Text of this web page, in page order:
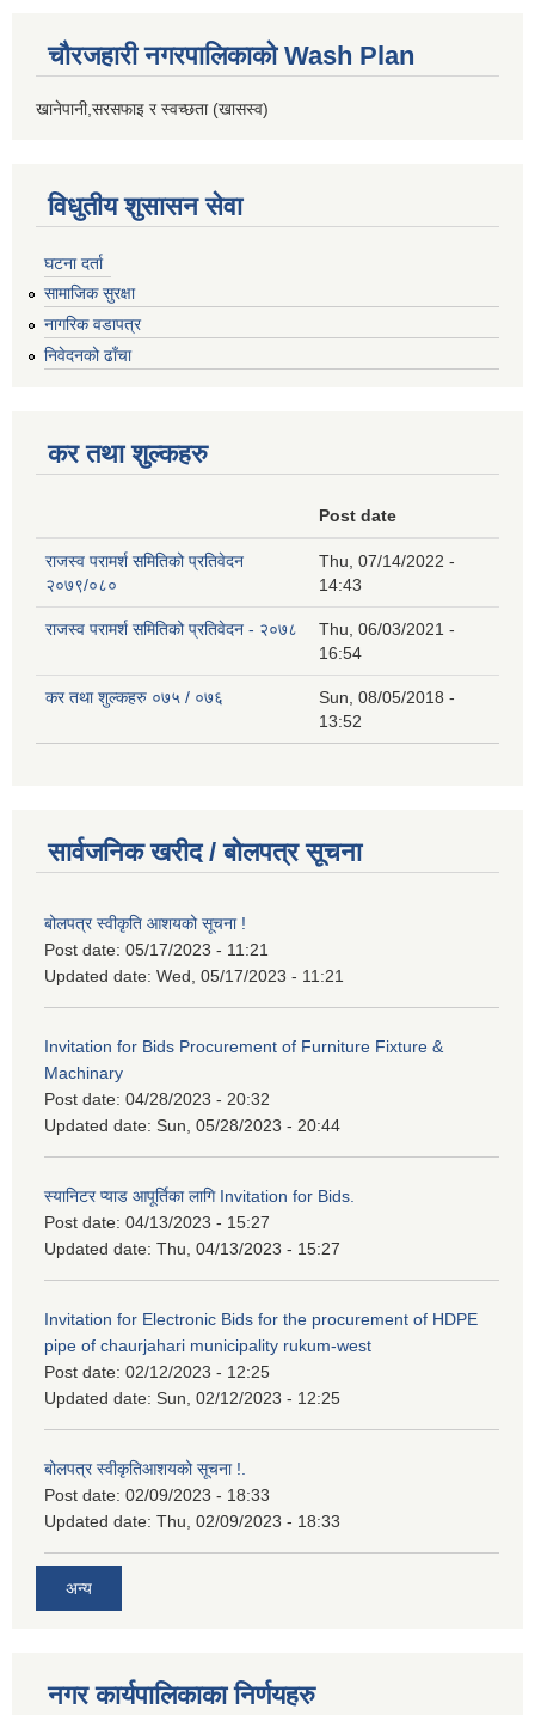
चौरजहारी नगरपालिकाको Wash Plan
खानेपानी,सरसफाइ र स्वच्छता (खासस्व)
विधुतीय शुसासन सेवा
घटना दर्ता
सामाजिक सुरक्षा
नागरिक वडापत्र
निवेदनको ढाँचा
कर तथा शुल्कहरु
Post date
राजस्व परामर्श समितिको प्रतिवेदन
२०७९/०८०
Thu, 07/14/2022 -
14:43
राजस्व परामर्श समितिको प्रतिवेदन - २०७८
Thu, 06/03/2021 -
16:54
कर तथा शुल्कहरु ०७५ / ०७६
Sun, 08/05/2018 -
13:52
सार्वजनिक खरीद / बोलपत्र सूचना
बोलपत्र स्वीकृति आशयको सूचना !
Post date: 05/17/2023 - 11:21
Updated date: Wed, 05/17/2023 - 11:21
Invitation for Bids Procurement of Furniture Fixture &
Machinary
Post date: 04/28/2023 - 20:32
Updated date: Sun, 05/28/2023 - 20:44
स्यानिटर प्याड आपूर्तिका लागि Invitation for Bids.
Post date: 04/13/2023 - 15:27
Updated date: Thu, 04/13/2023 - 15:27
Invitation for Electronic Bids for the procurement of HDPE
pipe of chaurjahari municipality rukum-west
Post date: 02/12/2023 - 12:25
Updated date: Sun, 02/12/2023 - 12:25
बोलपत्र स्वीकृतिआशयको सूचना !.
Post date: 02/09/2023 - 18:33
Updated date: Thu, 02/09/2023 - 18:33
अन्य
नगर कार्यपालिकाका निर्णयहरु